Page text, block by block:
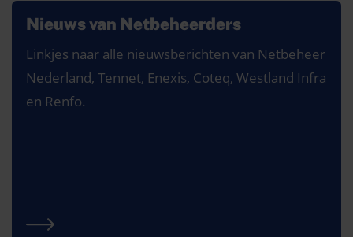
Nieuws van Netbeheerders
Linkjes naar alle nieuwsberichten van Netbeheer
Nederland, Tennet, Enexis, Coteq, Westland Infra
en Renfo.